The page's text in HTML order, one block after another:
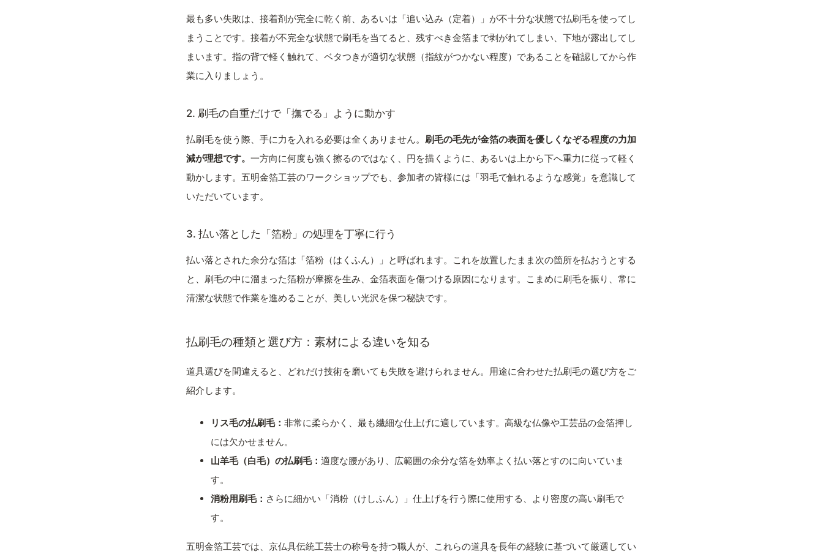
最も多い失敗は、接着剤が完全に乾く前、あるいは「追い込み（定着）」が不十分な状態で払刷毛を使ってし
まうことです。接着が不完全な状態で刷毛を当てると、残すべき金箔まで剥がれてしまい、下地が露出してし
まいます。指の背で軽く触れて、ベタつきが適切な状態（指紋がつかない程度）であることを確認してから作
業に入りましょう。
2. 刷毛の自重だけで「撫でる」ように動かす
払刷毛を使う際、手に力を入れる必要は全くありません。 刷毛の毛先が金箔の表面を優しくなぞる程度の力加
減が理想です。 一方向に何度も強く擦るのではなく、円を描くように、あるいは上から下へ重力に従って軽く
動かします。五明金箔工芸のワークショップでも、参加者の皆様には「羽毛で触れるような感覚」を意識して
いただいています。
3. 払い落とした「箔粉」の処理を丁寧に行う
払い落とされた余分な箔は「箔粉（はくふん）」と呼ばれます。これを放置したまま次の箇所を払おうとする
と、刷毛の中に溜まった箔粉が摩擦を生み、金箔表面を傷つける原因になります。こまめに刷毛を振り、常に
清潔な状態で作業を進めることが、美しい光沢を保つ秘訣です。
払刷毛の種類と選び方：素材による違いを知る
道具選びを間違えると、どれだけ技術を磨いても失敗を避けられません。用途に合わせた払刷毛の選び方をご
紹介します。
リス毛の払刷毛： 非常に柔らかく、最も繊細な仕上げに適しています。高級な仏像や工芸品の金箔押し
には欠かせません。
山羊毛（白毛）の払刷毛： 適度な腰があり、広範囲の余分な箔を効率よく払い落とすのに向いていま
す。
消粉用刷毛： さらに細かい「消粉（けしふん）」仕上げを行う際に使用する、より密度の高い刷毛で
す。
五明金箔工芸では、京仏具伝統工芸士の称号を持つ職人が、これらの道具を長年の経験に基づいて厳選してい